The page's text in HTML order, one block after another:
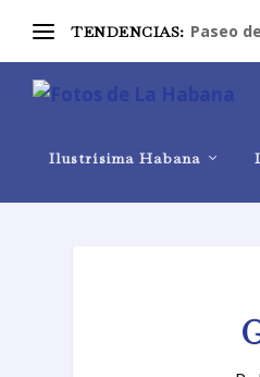
TENDENCIAS: Paseo
Ilustrísima Habana